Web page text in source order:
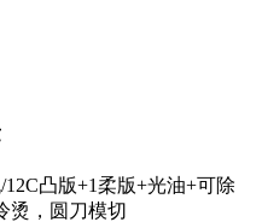
凸版+1柔版+光油+可除
烫，圆刀模切